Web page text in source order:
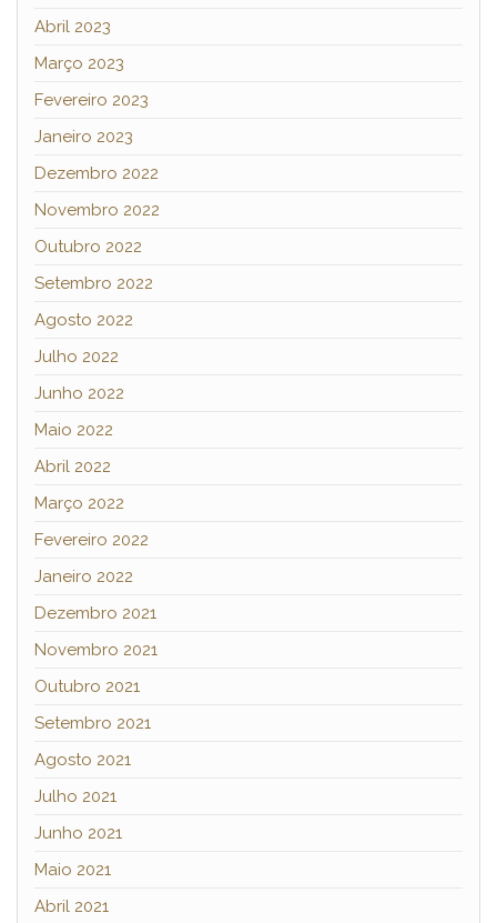
Abril 2023
Março 2023
Fevereiro 2023
Janeiro 2023
Dezembro 2022
Novembro 2022
Outubro 2022
Setembro 2022
Agosto 2022
Julho 2022
Junho 2022
Maio 2022
Abril 2022
Março 2022
Fevereiro 2022
Janeiro 2022
Dezembro 2021
Novembro 2021
Outubro 2021
Setembro 2021
Agosto 2021
Julho 2021
Junho 2021
Maio 2021
Abril 2021